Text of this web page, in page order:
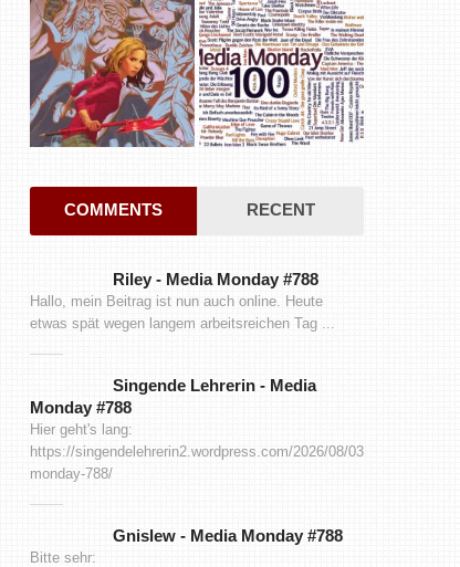
COMMENTS RECENT
Riley- Media Monday #788
Hallo, mein Beitrag ist nun auch online. Heute
etwas spät wegen langem arbeitsreichen Tag ...
Singende Lehrerin- Media
Monday #788
Hier geht's lang:
https://singendelehrerin2.wordpress.com/2026/08/03/media-
monday-788/
Gnislew- Media Monday #788
Bitte sehr: